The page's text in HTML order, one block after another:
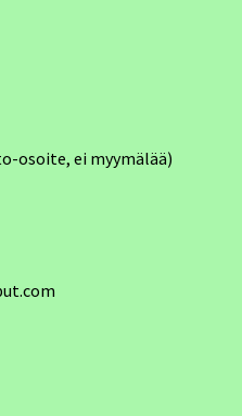
osoite, ei myymälää)